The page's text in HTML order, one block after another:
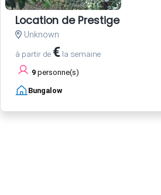
Location de Prestige
Unknown
à partir de € la semaine
9 personne(s)
Bungalow